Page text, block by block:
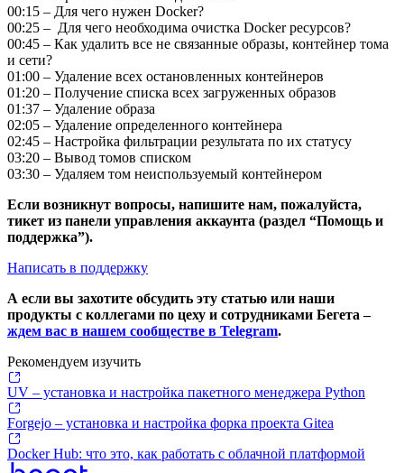
00:15 – Для чего нужен Docker?
00:25 – Для чего необходима очистка Docker ресурсов?
00:45 – Как удалить все не связанные образы, контейнер тома
и сети?
01:00 – Удаление всех остановленных контейнеров
01:20 – Получение списка всех загруженных образов
01:37 – Удаление образа
02:05 – Удаление определенного контейнера
02:45 – Настройка фильтрации результата по их статусу
03:20 – Вывод томов списком
03:30 – Удаляем том неиспользуемый контейнером
Если возникнут вопросы, напишите нам, пожалуйста,
тикет из панели управления аккаунта (раздел “Помощь и
поддержка”).
Написать в поддержку
А если вы захотите обсудить эту статью или наши
продукты с коллегами по цеху и сотрудниками Бегета –
ждем вас в нашем сообществе в Telegram.
Рекомендуем изучить
UV – установка и настройка пакетного менеджера Python
Forgejo – установка и настройка форка проекта Gitea
Docker Hub: что это, как работать с облачной платформой